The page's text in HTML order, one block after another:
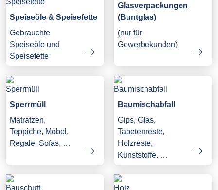
Speiseöle & Speisefette
Gebrauchte
Speiseöle und
Speisefette
Glasverpackungen
(Buntglas)
(nur für
Gewerbekunden)
Sperrmüll
Matratzen,
Teppiche, Möbel,
Regale, Sofas, …
Baumischabfall
Gips, Glas,
Tapetenreste,
Holzreste,
Kunststoffe, …